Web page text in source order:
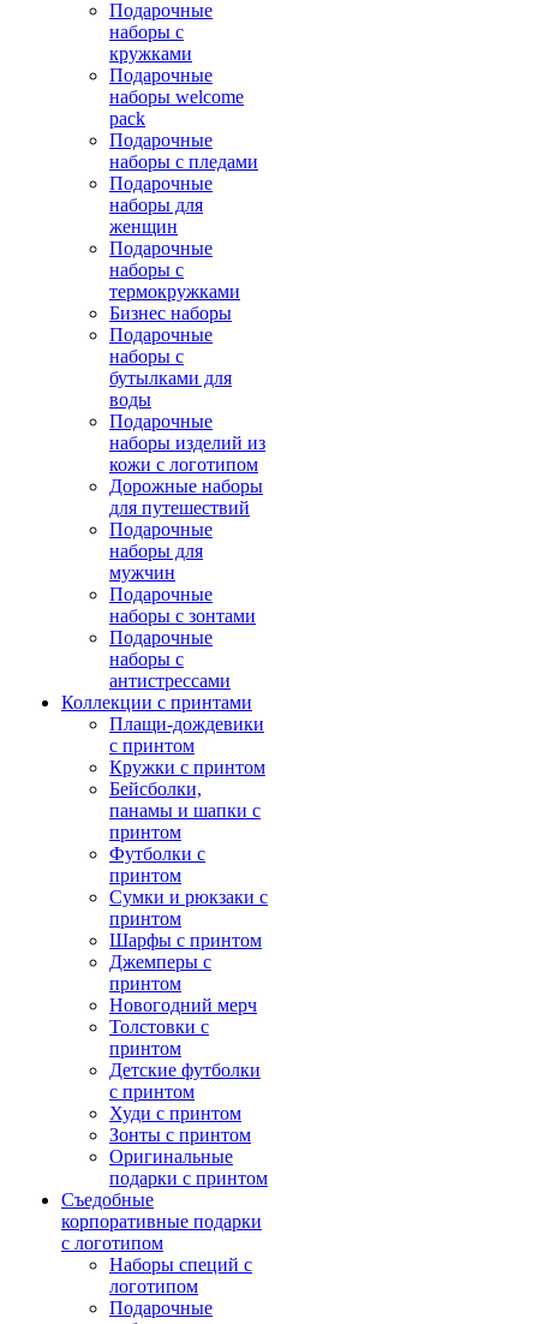
Подарочные
наборы с
кружками
Подарочные
наборы welcome
pack
Подарочные
наборы с пледами
Подарочные
наборы для
женщин
Подарочные
наборы с
термокружками
Бизнес наборы
Подарочные
наборы с
бутылками для
воды
Подарочные
наборы изделий из
кожи с логотипом
Дорожные наборы
для путешествий
Подарочные
наборы для
мужчин
Подарочные
наборы с зонтами
Подарочные
наборы с
антистрессами
Коллекции с принтами
Плащи-дождевики
с принтом
Кружки с принтом
Бейсболки,
панамы и шапки с
принтом
Футболки с
принтом
Сумки и рюкзаки с
принтом
Шарфы с принтом
Джемперы с
принтом
Новогодний мерч
Толстовки с
принтом
Детские футболки
с принтом
Худи с принтом
Зонты с принтом
Оригинальные
подарки с принтом
Съедобные
корпоративные подарки
с логотипом
Наборы специй с
логотипом
Подарочные